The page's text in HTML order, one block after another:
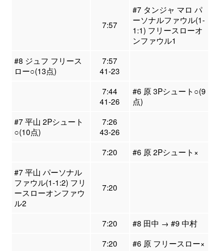
7:57
#7 タンジャ マロ パ
ーソナルファウル(1-
1:1) フリースローオ
ンファウル1
#8 ジュフ フリース
ロー○(13点)
7:57
41-23
7:44
41-26
#6 原 3Pシュート○(9
点)
#7 平山 2Pシュート
○(10点)
7:26
43-26
7:20
#6 原 2Pシュート×
#7 平山 パーソナル
ファウル(1-1:2) フリ
ースローオンファウ
ル2
7:20
7:20
#8 田中 → #9 中村
7:20
#6 原 フリースロー×